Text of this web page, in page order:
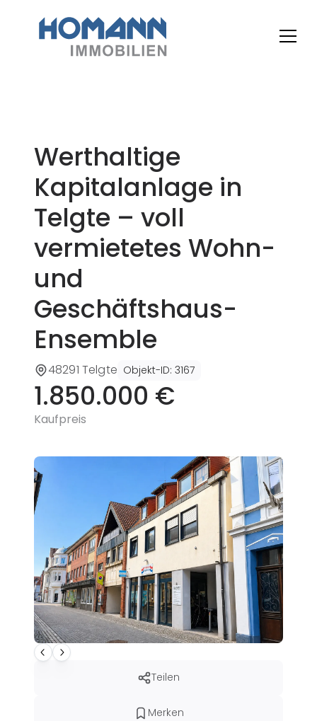
Werthaltige
Kapitalanlage in
Telgte – voll
vermietetes Wohn-
und
Geschäftshaus-
Ensemble
48291 Telgte Objekt-ID: 3167
1.850.000 €
Kaufpreis
Teilen
Merken